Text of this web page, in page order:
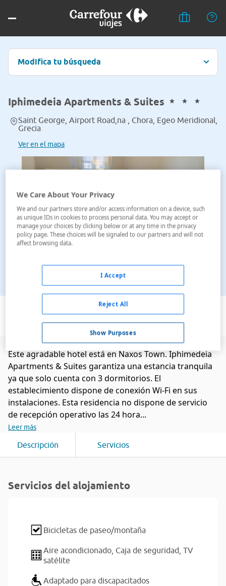
Modifica tu búsqueda
Iphimedeia Apartments & Suites
Saint George, Airport Road,na , Chora, Egeo Meridional,
Grecia
Ver en el mapa
Ver en el mapa
Este agradable hotel está en Naxos Town. Iphimedeia
Apartments & Suites garantiza una estancia tranquila
ya que solo cuenta con 3 dormitorios. El
establecimiento dispone de conexión Wi-Fi en sus
instalaciones. Esta residencia no dispone de servicio
de recepción operativo las 24 hora...
Leer más
Descripción Servicios
Servicios del alojamiento
Bicicletas de paseo/montaña
Aire acondicionado, Caja de seguridad, TV
satélite
Adaptado para discapacitados
We Care About Your Privacy
We and our partners store and/or access information on a device, such
as unique IDs in cookies to process personal data. You may accept or
manage your choices by clicking below or at any time in the privacy
policy page. These choices will be signaled to our partners and will not
affect browsing data.
Show Purposes
Reject All
I Accept